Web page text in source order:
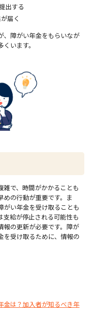
出する
届く
、障がい年金をもらいなが
います。
で、時間がかかることも
めの行動が重要です。ま
がい年金を受け取ることも
支給が停止される可能性も
報の更新が必要です。障が
を受け取るために、情報の
金は？加入者が知るべき年